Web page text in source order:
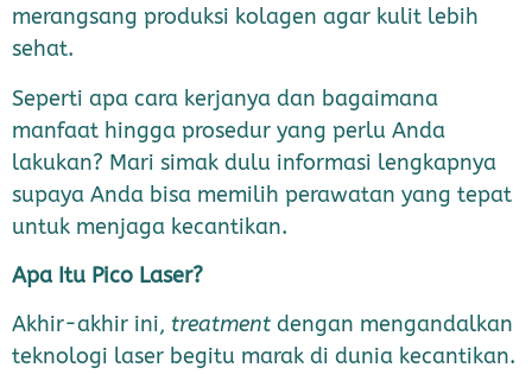
merangsang produksi kolagen agar kulit lebih
sehat.
Seperti apa cara kerjanya dan bagaimana
manfaat hingga prosedur yang perlu Anda
lakukan? Mari simak dulu informasi lengkapnya
supaya Anda bisa memilih perawatan yang tepat
untuk menjaga kecantikan.
Apa Itu Pico Laser?
Akhir-akhir ini, treatment dengan mengandalkan
teknologi laser begitu marak di dunia kecantikan.